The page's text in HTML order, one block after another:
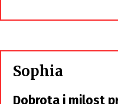
Sophia
Dobrota i milost